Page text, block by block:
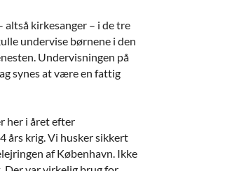
altså kirkesanger – i de tre
undervise børnene i den
Undervisningen på
synes at være en fattig
her i året efter
års krig. Vi husker sikkert
af København. Ikke